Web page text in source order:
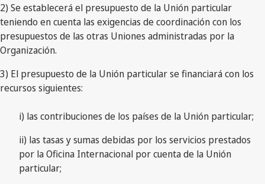
2) Se establecerá el presupuesto de la Unión particular
teniendo en cuenta las exigencias de coordinación con los
presupuestos de las otras Uniones administradas por la
Organización.
3) El presupuesto de la Unión particular se financiará con los
recursos siguientes:
i) las contribuciones de los países de la Unión particular;
ii) las tasas y sumas debidas por los servicios prestados
por la Oficina Internacional por cuenta de la Unión
particular;